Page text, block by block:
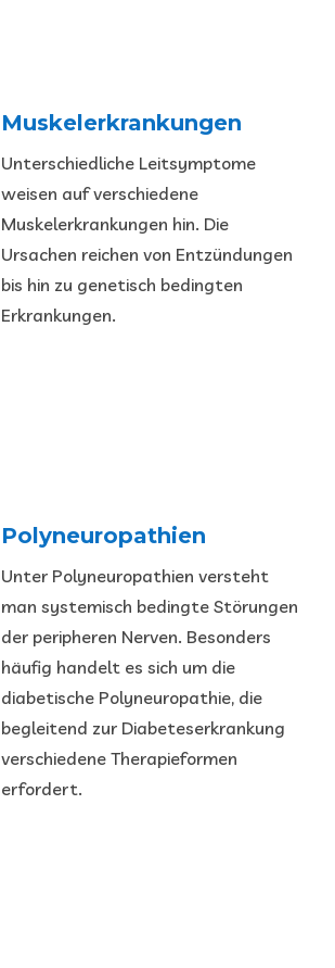
Muskelerkrankungen
Unterschiedliche Leitsymptome
weisen auf verschiedene
Muskelerkrankungen hin. Die
Ursachen reichen von Entzündungen
bis hin zu genetisch bedingten
Erkrankungen.
Polyneuropathien
Unter Polyneuropathien versteht
man systemisch bedingte Störungen
der peripheren Nerven. Besonders
häufig handelt es sich um die
diabetische Polyneuropathie, die
begleitend zur Diabeteserkrankung
verschiedene Therapieformen
erfordert.